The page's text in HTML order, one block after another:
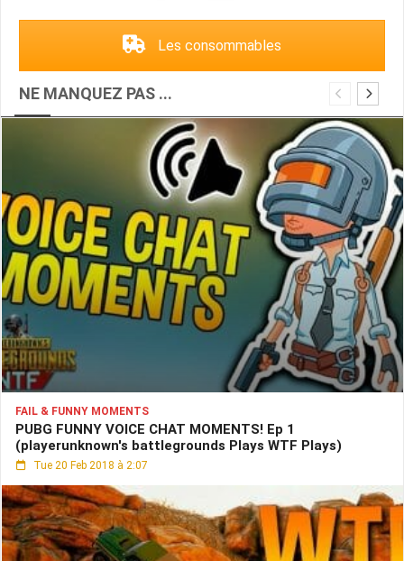
Les consommables
NE MANQUEZ PAS ...
FAIL & FUNNY MOMENTS
PUBG FUNNY VOICE CHAT MOMENTS! Ep 1
(playerunknown's battlegrounds Plays WTF Plays)
Tue 20 Feb 2018 à 2:07